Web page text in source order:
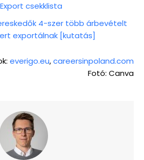
csekklista
4-szer több árbevételt
exportálnak [kutatás]
everigo.eu,careersinpoland.com
Fotó: Canva